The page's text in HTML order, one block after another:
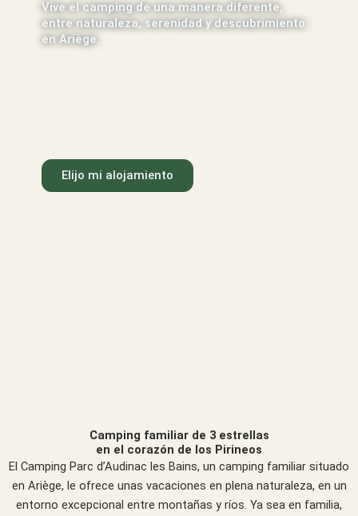
Vive el camping de una manera diferente,
entre naturaleza, serenidad y descubrimiento
en Ariège.
Elijo mi alojamiento
Camping familiar de 3 estrellas
en el corazón de los Pirineos
El Camping Parc d’Audinac les Bains, un camping familiar situado
en Ariège, le ofrece unas vacaciones en plena naturaleza, en un
entorno excepcional entre montañas y ríos. Ya sea en familia,